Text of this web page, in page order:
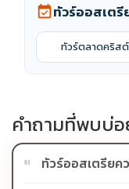
event_availableทัวร์ออสเต
ทัวร์ตลาดคริส
คำถามที่พบบ่อ
01 ทัวร์ออสเตรียค